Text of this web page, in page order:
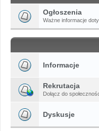
Ogłoszenia
Ważne informacje
Informacje
Rekrutacja
Dołącz do
Dyskusje